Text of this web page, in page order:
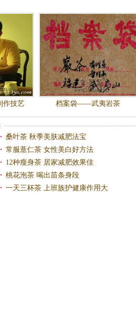
作技艺
档案袋——武夷岩茶
桑叶茶 秋季美肤减肥法宝
常服薏仁茶 女性美白好方法
12种瘦身茶 居家减肥效果佳
桃花泡茶 喝出苗条身段
一天三杯茶 上班族护健康作用大